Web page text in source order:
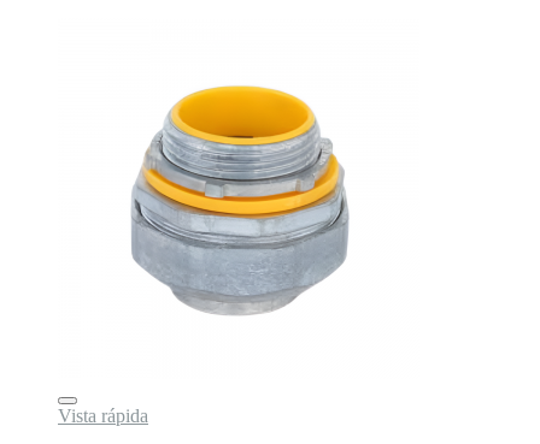
Vista rápida